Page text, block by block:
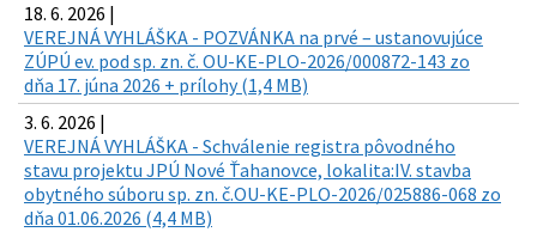
18. 6. 2026 |
VEREJNÁ VYHLÁŠKA - POZVÁNKA na prvé – ustanovujúce
ZÚPÚ ev. pod sp. zn. č. OU-KE-PLO-2026/000872-143 zo
dňa 17. júna 2026 + prílohy (1,4 MB)
3. 6. 2026 |
VEREJNÁ VYHLÁŠKA - Schválenie registra pôvodného
stavu projektu JPÚ Nové Ťahanovce, lokalita:IV. stavba
obytného súboru sp. zn. č.OU-KE-PLO-2026/025886-068 zo
dňa 01.06.2026 (4,4 MB)